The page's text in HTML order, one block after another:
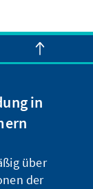
in
über
der